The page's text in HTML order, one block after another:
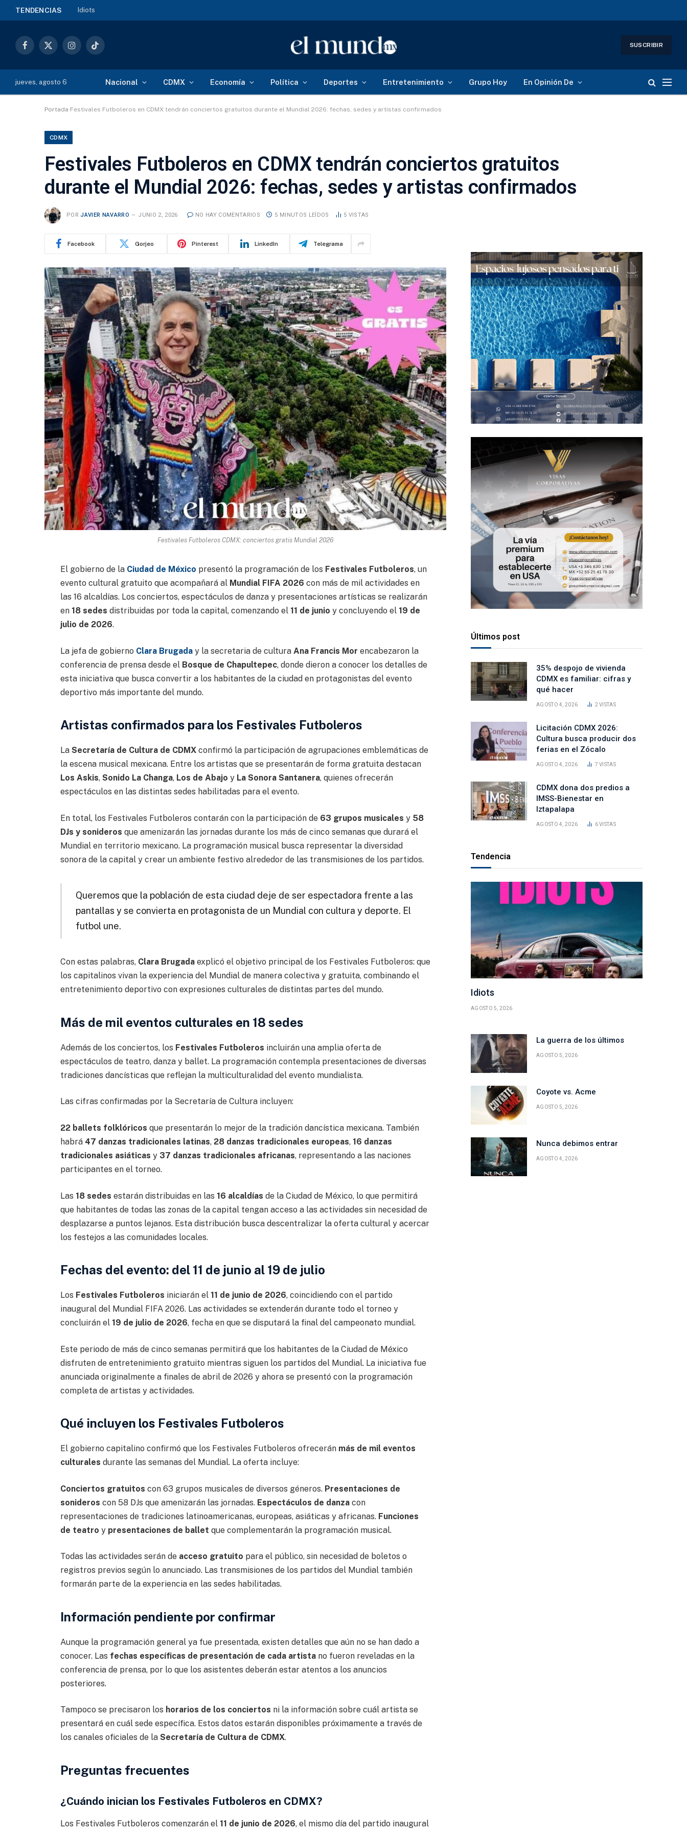
TENDENCIAS Idiots
Facebook
X
InstagramTikTok
SUSCRIBIR
jueves, agosto 6 Nacional CDMX Economía Política Deportes Entretenimiento Grupo Hoy En Opinión De
Portada Festivales Futboleros en CDMX tendrán conciertos gratuitos durante el Mundial 2026: fechas, sedes y artistas confirmados
CDMX
Festivales Futboleros en CDMX tendrán conciertos gratuitos
durante el Mundial 2026: fechas, sedes y artistas confirmados
POR JAVIER NAVARRO JUNIO 2, 2026 NO HAY COMENTARIOS 5 MINUTOS LEÍDOS 5 VISTAS
Facebook Gorjeo Pinterest LinkedIn Telegrama
Festivales Futboleros CDMX: conciertos gratis Mundial 2026
El gobierno de la Ciudad de México presentó la programación de los Festivales Futboleros, un
evento cultural gratuito que acompañará al Mundial FIFA 2026 con más de mil actividades en
las 16 alcaldías. Los conciertos, espectáculos de danza y presentaciones artísticas se realizarán
en 18 sedes distribuidas por toda la capital, comenzando el 11 de junio y concluyendo el 19 de
julio de 2026.
La jefa de gobierno Clara Brugaday la secretaria de cultura Ana Francis Mor encabezaron la
conferencia de prensa desde el Bosque de Chapultepec, donde dieron a conocer los detalles de
esta iniciativa que busca convertir a los habitantes de la ciudad en protagonistas del evento
deportivo más importante del mundo.
Artistas confirmados para los Festivales Futboleros
La Secretaría de Cultura de CDMXconfirmó la participación de agrupaciones emblemáticas de
la escena musical mexicana. Entre los artistas que se presentarán de forma gratuita destacan
Los Askis, Sonido La Changa, Los de Abajo y La Sonora Santanera, quienes ofrecerán
espectáculos en las distintas sedes habilitadas para el evento.
En total, los Festivales Futboleros contarán con la participación de 63 grupos musicales y 58
DJs y sonideros que amenizarán las jornadas durante los más de cinco semanas que durará el
Mundial en territorio mexicano. La programación musical busca representar la diversidad
sonora de la capital y crear un ambiente festivo alrededor de las transmisiones de los partidos.
Queremos que la población de esta ciudad deje de ser espectadora frente a las
pantallas y se convierta en protagonista de un Mundial con cultura y deporte. El
futbol une.
Con estas palabras, Clara Brugadaexplicó el objetivo principal de los Festivales Futboleros: que
los capitalinos vivan la experiencia del Mundial de manera colectiva y gratuita, combinando el
entretenimiento deportivo con expresiones culturales de distintas partes del mundo.
Más de mil eventos culturales en 18 sedes
Además de los conciertos, los Festivales Futboleros incluirán una amplia oferta de
espectáculos de teatro, danza y ballet. La programación contempla presentaciones de diversas
tradiciones dancísticas que reflejan la multiculturalidad del evento mundialista.
Las cifras confirmadas por la Secretaría de Cultura incluyen:
22 ballets folklóricos que presentarán lo mejor de la tradición dancística mexicana. También
habrá 47 danzas tradicionales latinas, 28 danzas tradicionales europeas, 16 danzas
tradicionales asiáticas y 37 danzas tradicionales africanas, representando a las naciones
participantes en el torneo.
Las 18 sedes estarán distribuidas en las 16 alcaldías de la Ciudad de México, lo que permitirá
que habitantes de todas las zonas de la capital tengan acceso a las actividades sin necesidad de
desplazarse a puntos lejanos. Esta distribución busca descentralizar la oferta cultural y acercar
los festejos a las comunidades locales.
Fechas del evento: del 11 de junio al 19 de julio
Los Festivales Futboleros iniciarán el 11 de junio de 2026, coincidiendo con el partido
inaugural del Mundial FIFA 2026. Las actividades se extenderán durante todo el torneo y
concluirán el 19 de julio de 2026, fecha en que se disputará la final del campeonato mundial.
Este periodo de más de cinco semanas permitirá que los habitantes de la Ciudad de México
disfruten de entretenimiento gratuito mientras siguen los partidos del Mundial. La iniciativa fue
anunciada originalmente a finales de abril de 2026 y ahora se presentó con la programación
completa de artistas y actividades.
Qué incluyen los Festivales Futboleros
El gobierno capitalino confirmó que los Festivales Futboleros ofrecerán más de mil eventos
culturales durante las semanas del Mundial. La oferta incluye:
Conciertos gratuitos con 63 grupos musicales de diversos géneros. Presentaciones de
sonideros con 58 DJs que amenizarán las jornadas. Espectáculos de danzacon
representaciones de tradiciones latinoamericanas, europeas, asiáticas y africanas. Funciones
de teatro y presentaciones de ballet que complementarán la programación musical.
Todas las actividades serán de acceso gratuito para el público, sin necesidad de boletos o
registros previos según lo anunciado. Las transmisiones de los partidos del Mundial también
formarán parte de la experiencia en las sedes habilitadas.
Información pendiente por confirmar
Aunque la programación general ya fue presentada, existen detalles que aún no se han dado a
conocer. Las fechas específicas de presentación de cada artistano fueron reveladas en la
conferencia de prensa, por lo que los asistentes deberán estar atentos a los anuncios
posteriores.
Tampoco se precisaron los horarios de los conciertos ni la información sobre cuál artista se
presentará en cuál sede específica. Estos datos estarán disponibles próximamente a través de
los canales oficiales de la Secretaría de Cultura de CDMX.
Preguntas frecuentes
¿Cuándo inician los Festivales Futboleros en CDMX?
Los Festivales Futboleros comenzarán el 11 de junio de 2026, el mismo día del partido inaugural
Últimos post
35% despojo de vivienda
CDMX es familiar: cifras y
qué hacer
AGOSTO 4, 2026 2VISTAS
Licitación CDMX 2026:
Cultura busca producir dos
ferias en el Zócalo
AGOSTO 4, 2026 7VISTAS
CDMX dona dos predios a
IMSS-Bienestar en
Iztapalapa
AGOSTO 4, 2026 6VISTAS
Tendencia
Idiots
AGOSTO 5, 2026
La guerra de los últimos
AGOSTO 5, 2026
Coyote vs. Acme
AGOSTO 5, 2026
Nunca debimos entrar
AGOSTO 4, 2026